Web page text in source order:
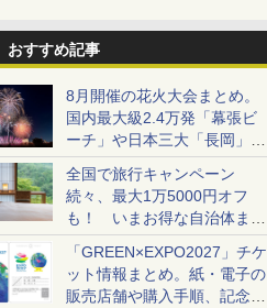
おすすめ記事
8月開催の花火大会まとめ。
国内最大級2.4万発「幕張ビ
ーチ」や日本三大「長岡」な
ど大型イベント目白押し！
全国で旅行キャンペーン
続々、最大1万5000円オフ
も！ いまお得な自治体まと
め
「GREEN×EXPO2027」チケ
ット情報まとめ。紙・電子の
販売店舗や購入手順、記念チ